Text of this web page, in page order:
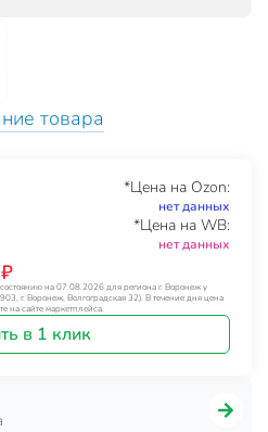
товара
*Цена на Ozon:
нет данных
*Цена на WB:
нет данных
на 07.08.2026 для региона г. Воронеж у
г. Воронеж, Волгоградская 32). В течение дня цена
на сайте маркетплейса.
в 1 клик